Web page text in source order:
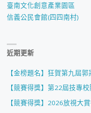
臺南文化創意產業園區
信義公民會館(四四南村)
近期更新
【金榜題名】狂賀第九屆
【競賽得獎】第22屆技專
【競賽得獎】2026放視大